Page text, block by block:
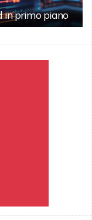
in primo piano